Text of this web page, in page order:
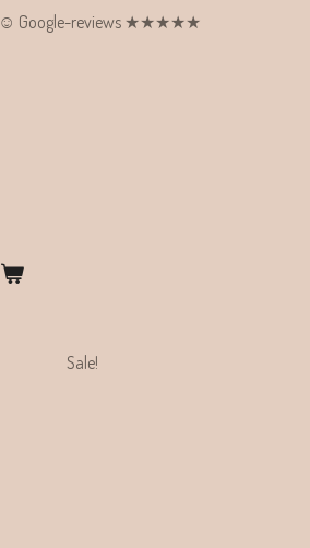
☺︎ Google-reviews ★★★★★
Sale!